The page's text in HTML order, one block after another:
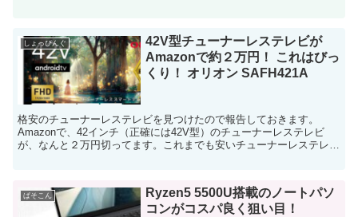
しょっぴんぐ
42V型チューナーレステレビが
Amazonで約２万円！ これはびっ
くり！ オリオン SAFH421A
格安のチューナーレステレビを見つけたので報告しておきます。
Amazonで、42インチ（正確には42V型）のチューナーレステレビ
が、なんと２万円切ってます。これまでも安いチューナーレステレビ
ぱそこん
Ryzen5 5500U搭載のノートパソ
コンがコスパ良く狙い目！